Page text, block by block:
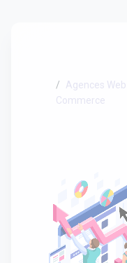
Agences
Commerce